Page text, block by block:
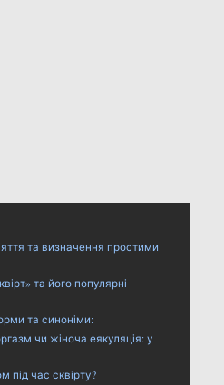
та визначення простими
та його популярні
та синоніми:
чи жіноча еякуляція: у
під час сквірту?